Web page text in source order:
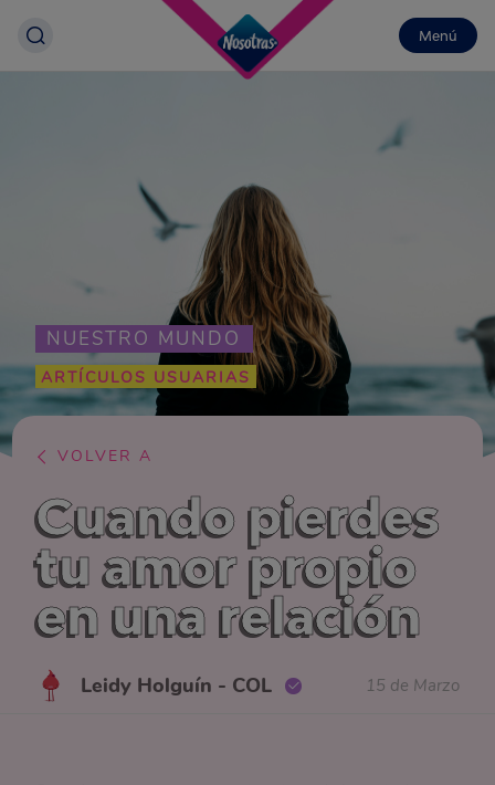
Menú
NUESTRO MUNDO
ARTÍCULOS USUARIAS
VOLVER A
Cuando pierdes
tu amor propio
en una relación
Leidy Holguín - COL 15 de Marzo